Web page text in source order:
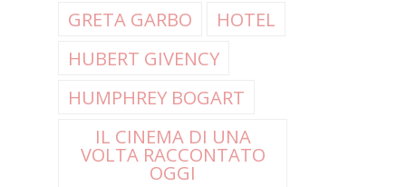
GRETA GARBO
HOTEL
HUBERT GIVENCY
HUMPHREY BOGART
IL CINEMA DI UNA
VOLTA RACCONTATO
OGGI